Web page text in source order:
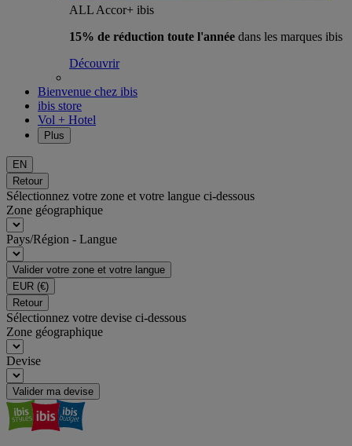
ALL Accor+ ibis
15% de réduction toute l'année dans les marques ibis
Découvrir
Bienvenue chez ibis
ibis store
Vol + Hotel
Plus
EN
Retour
Sélectionnez votre zone et votre langue ci-dessous
Zone géographique
Pays/Région - Langue
Valider votre zone et votre langue
EUR (€)
Retour
Sélectionnez votre devise ci-dessous
Zone géographique
Devise
Valider ma devise